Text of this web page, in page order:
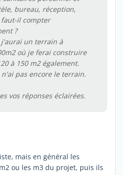
bureau, réception,
il compter
?
j'aurai un terrain à
où je ferai construire
à 150 m2 également.
pas encore le terrain.
vos réponses éclairées.
mais en général les
ou les m3 du projet, puis ils